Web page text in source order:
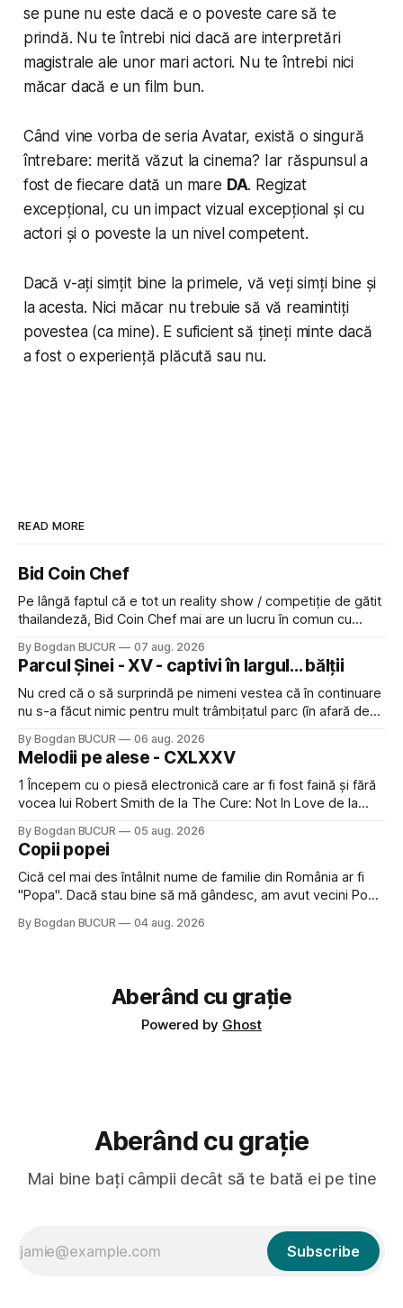
se pune nu este dacă e o poveste care să te
prindă. Nu te întrebi nici dacă are interpretări
magistrale ale unor mari actori. Nu te întrebi nici
măcar dacă e un film bun.
Când vine vorba de seria Avatar, există o singură
întrebare: merită văzut la cinema? Iar răspunsul a
fost de fiecare dată un mare DA. Regizat
excepțional, cu un impact vizual excepțional și cu
actori și o poveste la un nivel competent.
Dacă v-ați simțit bine la primele, vă veți simți bine și
la acesta. Nici măcar nu trebuie să vă reamintiți
povestea (ca mine). E suficient să țineți minte dacă
a fost o experiență plăcută sau nu.
READ MORE
Bid Coin Chef
Pe lângă faptul că e tot un reality show / competiție de gătit
thailandeză, Bid Coin Chef mai are un lucru în comun cu
lăsat rece la prima vedere, după care m-a făcut să mă
îndrăgostesc de el. Nu mi-a plăcut faptul
By Bogdan BUCUR 07 aug. 2026
Parcul Șinei - XV - captivi în largul... bălții
Nu cred că o să surprindă pe nimeni vestea că în continuare
nu s-a făcut nimic pentru mult trâmbițatul parc (în afară de
timp pui și latră prin gard la lumea care trece prin zonă). Am
avut, în schimb, o belea
By Bogdan BUCUR 06 aug. 2026
Melodii pe alese - CXLXXV
1 Începem cu o piesă electronică care ar fi fost faină și fără
vocea lui Robert Smith de la The Cure: Not In Love de la
a dovedit că jumătatea masculină a acelui duo era cam
dubioasă...) 2. Băgăm la
By Bogdan BUCUR 05 aug. 2026
Copii popei
Cică cel mai des întâlnit nume de familie din România ar fi
"Popa". Dacă stau bine să mă gândesc, am avut vecini Popa
Dexonline spune de etimologia termenului de popă că ar
By Bogdan BUCUR 04 aug. 2026
Aberând cu grație
Powered by Ghost
Aberând cu grație
Mai bine bați câmpii decât să te bată ei pe tine
Subscribe